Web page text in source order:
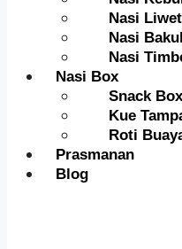
Nasi Liwet
Nasi Bakul
Nasi
Nasi Box
Snack Box
Kue
Roti
Prasmanan
Blog